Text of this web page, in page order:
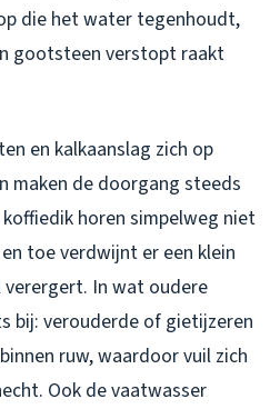
die het water tegenhoudt,
gootsteen verstopt raakt
en kalkaanslag zich op
maken de doorgang steeds
horen simpelweg niet
toe verdwijnt er een klein
In wat oudere
bij: verouderde of gietijzeren
ruw, waardoor vuil zich
Ook de vaatwasser